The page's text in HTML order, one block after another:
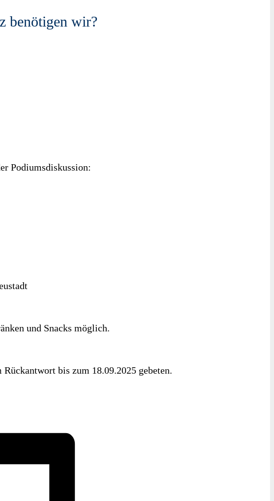
benötigen wir?
Podiumsdiskussion:
und Snacks möglich.
bis zum 18.09.2025 gebeten.